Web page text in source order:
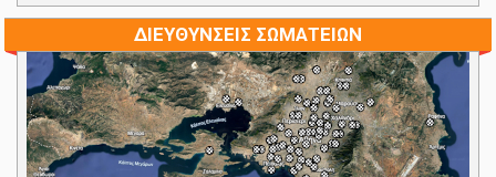
ΔΙΕΥΘΥΝΣΕΙΣ ΣΩΜΑΤΕΙΩΝ